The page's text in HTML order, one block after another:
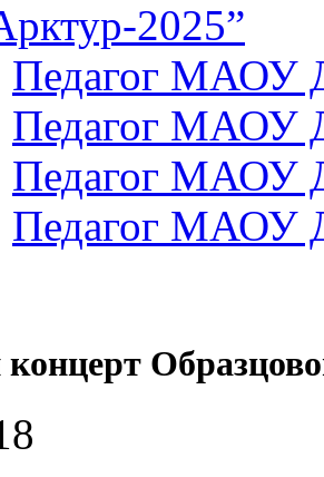
2025”
Педагог МАОУ
Педагог МАОУ
Педагог МАОУ
Педагог МАОУ